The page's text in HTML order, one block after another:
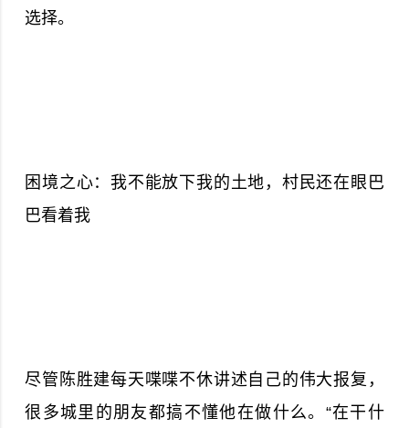
选择。
困境之心：我不能放下我的土地，村民还在眼巴
巴看着我
尽管陈胜建每天喋喋不休讲述自己的伟大报复，
很多城里的朋友都搞不懂他在做什么。“在干什